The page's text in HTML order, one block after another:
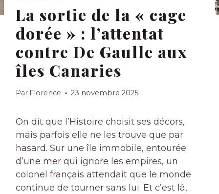
La sortie de la « cage
dorée » : l’attentat
contre De Gaulle aux
îles Canaries
Par Florence 23 novembre 2025
On dit que l’Histoire choisit ses décors,
mais parfois elle ne les trouve que par
hasard. Sur une île immobile, entourée
d’une mer qui ignore les empires, un
colonel français attendait que le monde
continue de tourner sans lui. Et c’est là,